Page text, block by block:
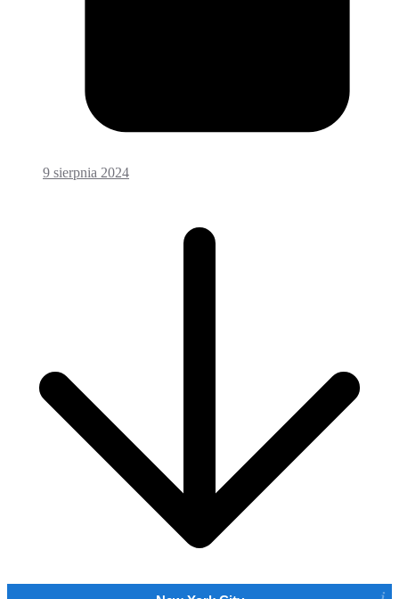
9 sierpnia 2024